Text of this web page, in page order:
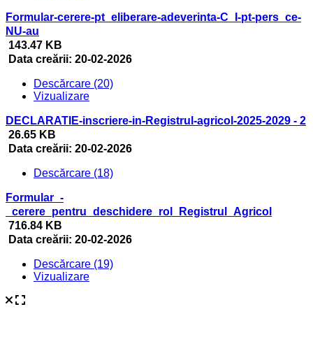
Formular-cerere-pt_eliberare-adeverinta-C_I-pt-pers_ce-
NU-au
143.47 KB
Data creării: 20-02-2026
Descărcare (20)
Vizualizare
DECLARATIE-inscriere-in-Registrul-agricol-2025-2029 - 2
26.65 KB
Data creării: 20-02-2026
Descărcare (18)
Formular_-
_cerere_pentru_deschidere_rol_Registrul_Agricol
716.84 KB
Data creării: 20-02-2026
Descărcare (19)
Vizualizare